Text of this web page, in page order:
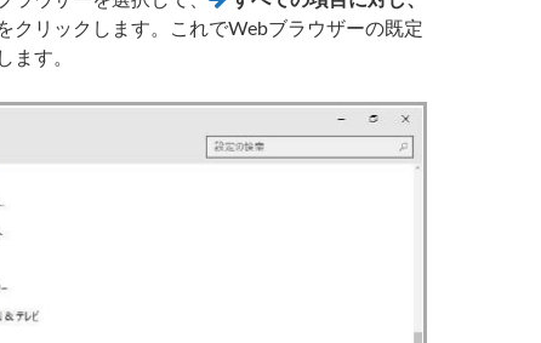
クリックします。これでWebブラウザーの既定
ます。